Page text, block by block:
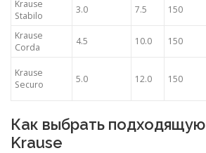
Krause
Stabilo
3.0 7.5 150
Krause
Corda
4.5 10.0 150
Krause
Securo
5.0 12.0 150
Как выбрать
Krause